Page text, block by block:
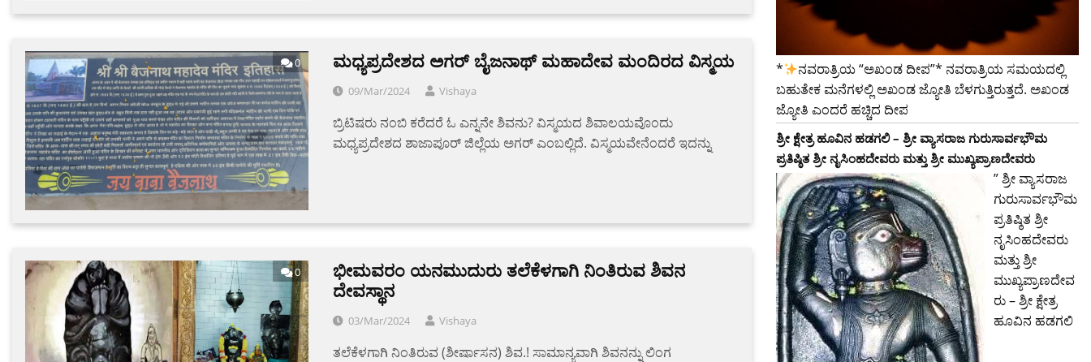
0 ಮಧ್ಯಪ್ರದೇಶದ ಅಗರ್ ಬೈಜನಾಥ್ ಮಹಾದೇವ ಮಂದಿರದ ವಿಸ್ಮಯ
09/Mar/2024 Vishaya
ಬ್ರಿಟಿಷರು‌ ನಂಬಿ ಕರೆದರೆ‌ ಓ ಎನ್ನನೇ ಶಿವನು? ವಿಸ್ಮಯದ ಶಿವಾಲಯವೊಂದು
ಮಧ್ಯಪ್ರದೇಶದ ಶಾಜಾಪೂರ್ ಜಿಲ್ಲೆಯ ಅಗರ್ ಎಂಬಲ್ಲಿದೆ. ವಿಸ್ಮಯವೇನೆಂದರೆ ಇದನ್ನು
0
ಭೀಮವರಂ ಯನಮುದುರು ತಲೆಕೆಳಗಾಗಿ ನಿಂತಿರುವ ಶಿವನ
ದೇವಸ್ಥಾನ
03/Mar/2024 Vishaya
ತಲೆಕೆಳಗಾಗಿ ನಿಂತಿರುವ (ಶೀರ್ಷಾಸನ) ಶಿವ.! ಸಾಮಾನ್ಯವಾಗಿ ಶಿವನನ್ನು ಲಿಂಗ
*‌
ನವರಾತ್ರಿಯ “ಅಖಂಡ ದೀಪ”* ನವರಾತ್ರಿಯ ಸಮಯದಲ್ಲಿ
ಬಹುತೇಕ ಮನೆಗಳಲ್ಲಿ ಅಖಂಡ ಜ್ಯೋತಿ ಬೆಳಗುತ್ತಿರುತ್ತದೆ. ಅಖಂಡ
ಜ್ಯೋತಿ ಎಂದರೆ ಹಚ್ಚಿದ ದೀಪ
ಶ್ರೀ ಕ್ಷೇತ್ರ ಹೂವಿನ ಹಡಗಲಿ – ಶ್ರೀ ವ್ಯಾಸರಾಜ ಗುರುಸಾರ್ವಭೌಮ
ಪ್ರತಿಷ್ಠಿತ ಶ್ರೀ ನೃಸಿಂಹದೇವರು ಮತ್ತು ಶ್ರೀ ಮುಖ್ಯಪ್ರಾಣದೇವರು
” ಶ್ರೀ ವ್ಯಾಸರಾಜ
ಗುರುಸಾರ್ವಭೌಮ
ಪ್ರತಿಷ್ಠಿತ ಶ್ರೀ
ನೃಸಿಂಹದೇವರು
ಮತ್ತು ಶ್ರೀ
ಮುಖ್ಯಪ್ರಾಣದೇವ
ರು – ಶ್ರೀ ಕ್ಷೇತ್ರ
ಹೂವಿನ ಹಡಗಲಿ